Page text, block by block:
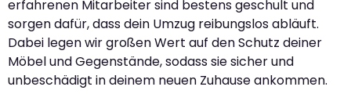
erfahrenen Mitarbeiter sind bestens geschult und
sorgen dafür, dass dein Umzug reibungslos abläuft.
Dabei legen wir großen Wert auf den Schutz deiner
Möbel und Gegenstände, sodass sie sicher und
unbeschädigt in deinem neuen Zuhause ankommen.